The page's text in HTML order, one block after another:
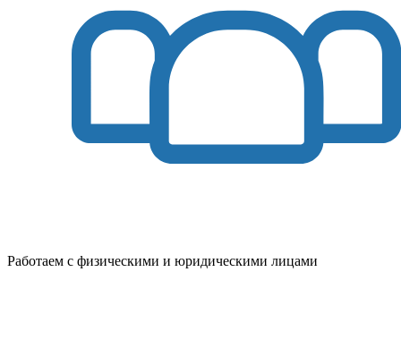
Работаем с физическими и юридическими лицами